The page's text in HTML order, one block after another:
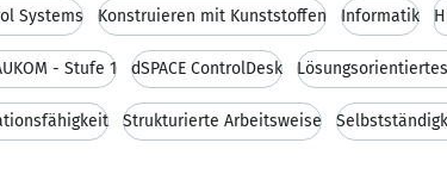
Systems Konstruieren mit Kunststoffen Informatik
- Stufe 1 dSPACE ControlDesk
Strukturierte Arbeitsweise